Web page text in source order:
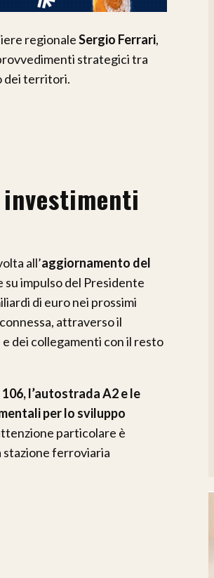
regionaleSergio Ferrari,
strategici tra
dei territori.
all’aggiornamento del
su impulso del Presidente
di euro nei prossimi
attraverso il
dei collegamenti con il resto
l’autostrada A2 e le
per lo sviluppo
particolare è
stazione ferroviaria